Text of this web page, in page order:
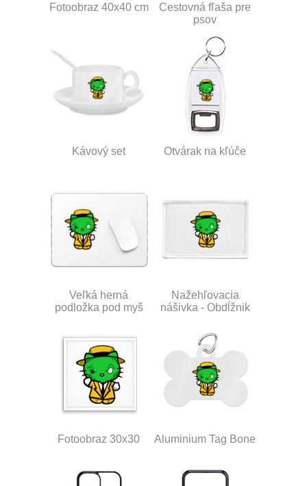
Fotoobraz 40x40 cm
Cestovná fľaša pre
psov
Kávový set Otvárak na kľúče
Veľká herná
podložka pod myš
Nažehľovacia
nášivka - Obdĺžnik
Fotoobraz 30x30 Aluminium Tag Bone